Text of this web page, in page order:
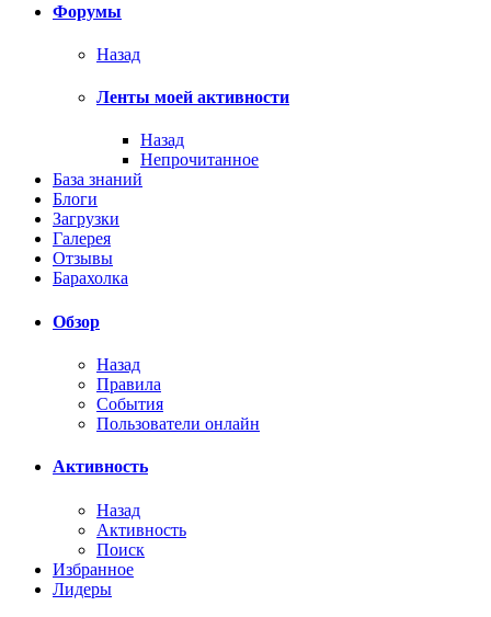
Форумы
Назад
Ленты моей активности
Назад
Непрочитанное
База знаний
Блоги
Загрузки
Галерея
Отзывы
Барахолка
Обзор
Назад
Правила
События
Пользователи онлайн
Активность
Назад
Активность
Поиск
Избранное
Лидеры